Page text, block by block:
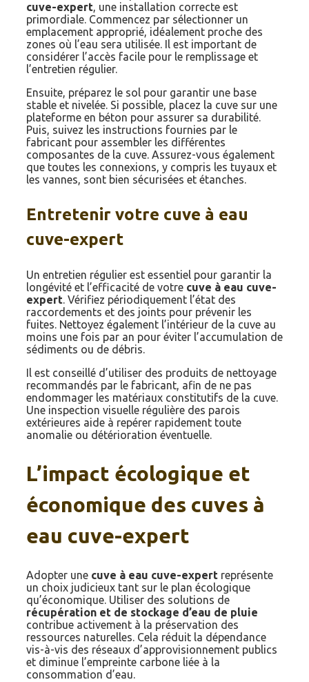
cuve-expert, une installation correcte est
primordiale. Commencez par sélectionner un
emplacement approprié, idéalement proche des
zones où l’eau sera utilisée. Il est important de
considérer l’accès facile pour le remplissage et
l’entretien régulier.
Ensuite, préparez le sol pour garantir une base
stable et nivelée. Si possible, placez la cuve sur une
plateforme en béton pour assurer sa durabilité.
Puis, suivez les instructions fournies par le
fabricant pour assembler les différentes
composantes de la cuve. Assurez-vous également
que toutes les connexions, y compris les tuyaux et
les vannes, sont bien sécurisées et étanches.
Entretenir votre cuve à eau
cuve-expert
Un entretien régulier est essentiel pour garantir la
longévité et l’efficacité de votre cuve à eau cuve-
expert. Vérifiez périodiquement l’état des
raccordements et des joints pour prévenir les
fuites. Nettoyez également l’intérieur de la cuve au
moins une fois par an pour éviter l’accumulation de
sédiments ou de débris.
Il est conseillé d’utiliser des produits de nettoyage
recommandés par le fabricant, afin de ne pas
endommager les matériaux constitutifs de la cuve.
Une inspection visuelle régulière des parois
extérieures aide à repérer rapidement toute
anomalie ou détérioration éventuelle.
L’impact écologique et
économique des cuves à
eau cuve-expert
Adopter une cuve à eau cuve-expert représente
un choix judicieux tant sur le plan écologique
qu’économique. Utiliser des solutions de
récupération et de stockage d’eau de pluie
contribue activement à la préservation des
ressources naturelles. Cela réduit la dépendance
vis-à-vis des réseaux d’approvisionnement publics
et diminue l’empreinte carbone liée à la
consommation d’eau.